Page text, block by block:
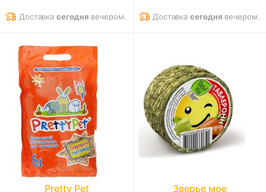
Доставкасегодня вечером. Доставкасегодня вечером.
Pretty Pet Зверье мое